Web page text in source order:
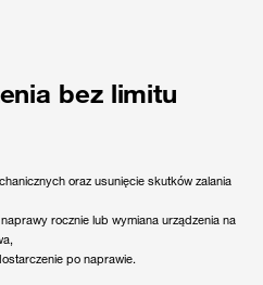
bez limitu
oraz usunięcie skutków zalania
rocznie lub wymiana urządzenia na
po naprawie.